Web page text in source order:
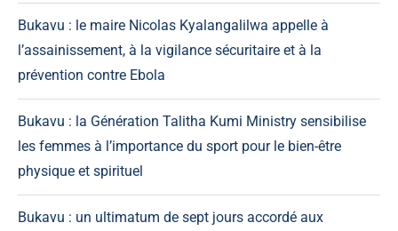
Bukavu : le maire Nicolas Kyalangalilwa appelle à
l’assainissement, à la vigilance sécuritaire et à la
prévention contre Ebola
Bukavu : la Génération Talitha Kumi Ministry sensibilise
les femmes à l’importance du sport pour le bien-être
physique et spirituel
Bukavu : un ultimatum de sept jours accordé aux